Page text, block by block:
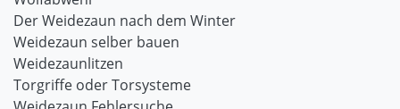
Der Weidezaun nach dem Winter
Weidezaun selber bauen
Weidezaunlitzen
Torgriffe oder Torsysteme